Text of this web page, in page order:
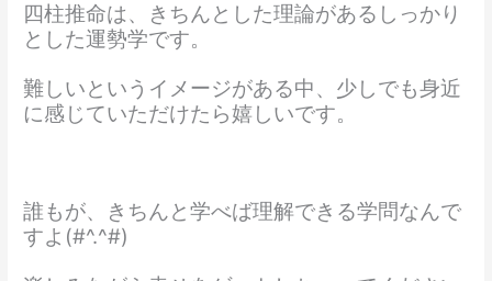
四柱推命は、きちんとした理論があるしっかり
とした運勢学です。
難しいというイメージがある中、少しでも身近
に感じていただけたら嬉しいです。
誰もが、きちんと学べば理解できる学問なんで
すよ(#^.^#)